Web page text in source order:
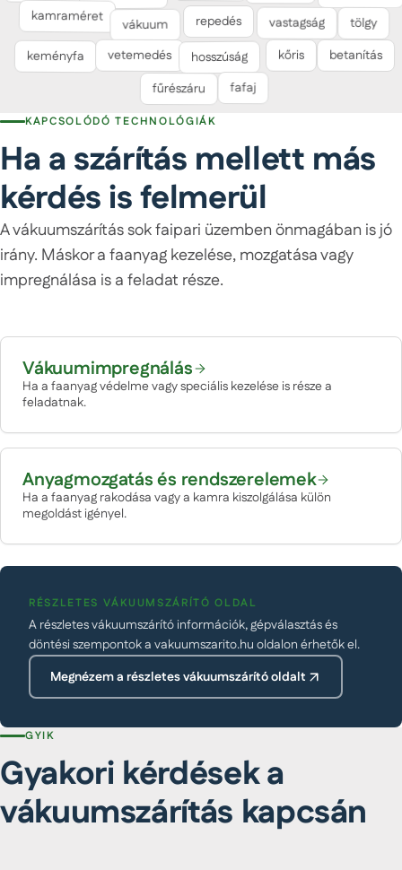
kamraméret vákuum repedés vastagság tölgy
keményfa vetemedés hosszúság kőris betanítás
fűrészáru fafaj
KAPCSOLÓDÓ TECHNOLÓGIÁK
Ha a szárítás mellett más
kérdés is felmerül
A vákuumszárítás sok faipari üzemben önmagában is jó
irány. Máskor a faanyag kezelése, mozgatása vagy
impregnálása is a feladat része.
Vákuumimpregnálás
Ha a faanyag védelme vagy speciális kezelése is része a
feladatnak.
Anyagmozgatás és rendszerelemek
Ha a faanyag rakodása vagy a kamra kiszolgálása külön
megoldást igényel.
RÉSZLETES VÁKUUMSZÁRÍTÓ OLDAL
A részletes vákuumszárító információk, gépválasztás és
döntési szempontok a vakuumszarito.hu oldalon érhetők el.
Megnézem a részletes vákuumszárító oldalt
GYIK
Gyakori kérdések a
vákuumszárítás kapcsán